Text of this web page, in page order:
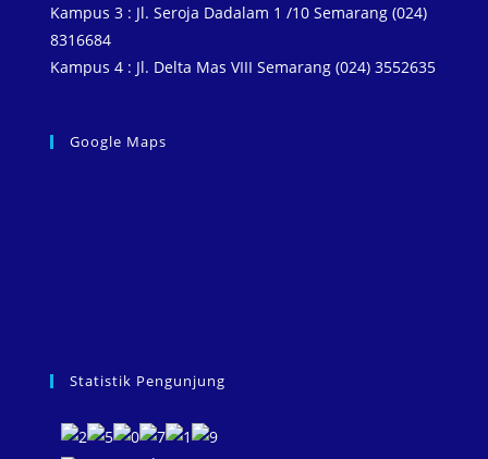
Kampus 3 : Jl. Seroja Dadalam 1 /10 Semarang (024)
8316684
Kampus 4 : Jl. Delta Mas VIII Semarang (024) 3552635
Google Maps
Statistik Pengunjung